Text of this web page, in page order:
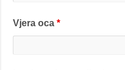
Vjera oca*